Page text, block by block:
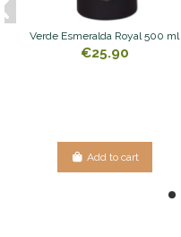
Verde Esmeralda Royal 500 ml
€25.90
Add to cart